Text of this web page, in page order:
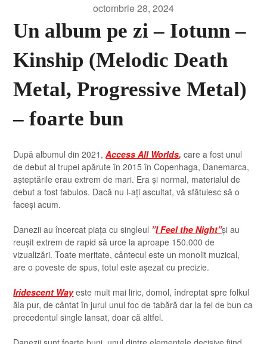
octombrie 28, 2024
Un album pe zi – Iotunn –
Kinship (Melodic Death
Metal, Progressive Metal)
– foarte bun
După albumul din 2021, Access All Worlds, care a fost unul
de debut al trupei apărute în 2015 în Copenhaga, Danemarca,
așteptările erau extrem de mari. Era și normal, materialul de
debut a fost fabulos. Dacă nu l-ați ascultat, vă sfătuiesc să o
faceși acum.
Danezii au încercat piața cu singleul ”I Feel the Night”și au
reușit extrem de rapid să urce la aproape 150.000 de
vizualizări. Toate meritate, cântecul este un monolit muzical,
are o poveste de spus, totul este așezat cu precizie.
Iridescent Wayeste mult mai liric, domol, îndreptat spre folkul
ăla pur, de cântat în jurul unui foc de tabără dar la fel de bun ca
precedentul single lansat, doar că altfel.